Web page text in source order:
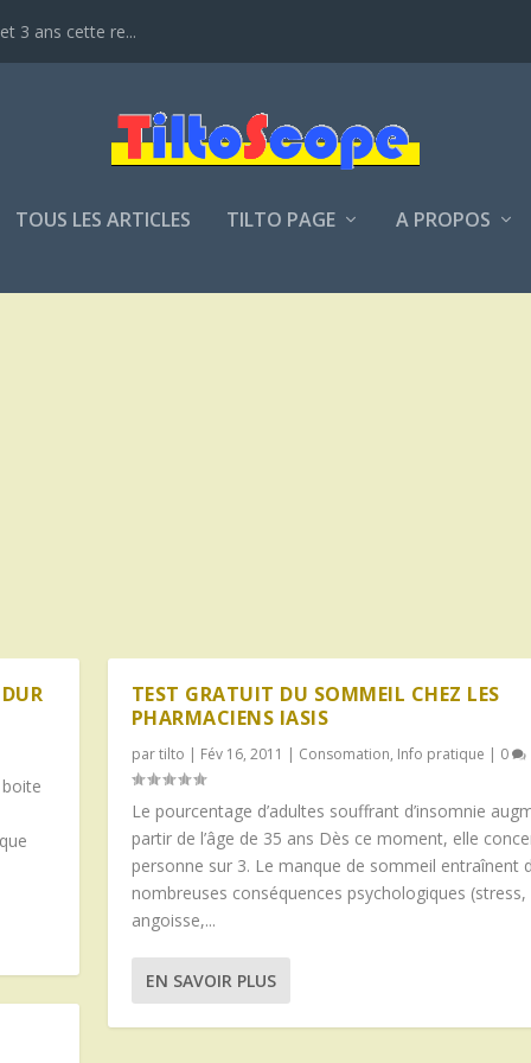
3 ans cette re...
TOUS LES ARTICLES TILTO PAGE A PROPOS
TEST GRATUIT DU SOMMEIL CHEZ LES
PHARMACIENS IASIS
partilto Fév 16, 2011 Consomation, Info pratique 0
Le pourcentage d’adultes souffrant d’insomnie
partir de l’âge de 35 ans Dès ce moment, elle
personne sur 3. Le manque de sommeil entraînent
nombreuses conséquences psychologiques (stress,
angoisse,...
EN SAVOIR PLUS